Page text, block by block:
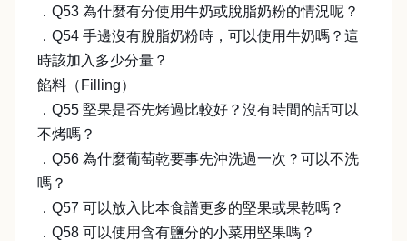
．Q53 為什麼有分使用牛奶或脫脂奶粉的情況呢？
．Q54 手邊沒有脫脂奶粉時，可以使用牛奶嗎？這
時該加入多少分量？
餡料（Filling）
．Q55 堅果是否先烤過比較好？沒有時間的話可以
不烤嗎？
．Q56 為什麼葡萄乾要事先沖洗過一次？可以不洗
嗎？
．Q57 可以放入比本食譜更多的堅果或果乾嗎？
．Q58 可以使用含有鹽分的小菜用堅果嗎？